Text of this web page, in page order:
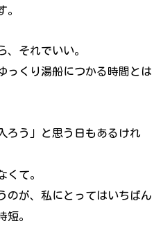
。
、それでいい。
っくり湯船につかる時間とは
ろう」と思う日もあるけれ
くて。
のが、私にとってはいちばん
短。